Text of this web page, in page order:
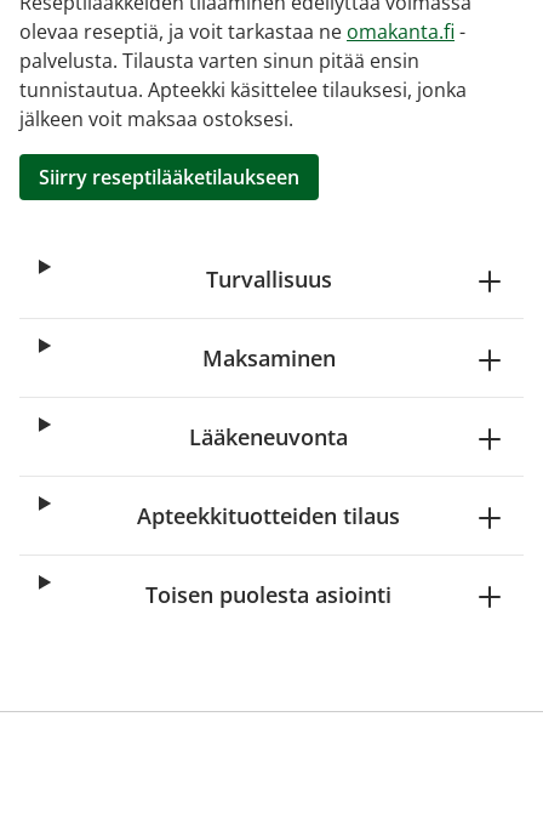
olevaa reseptiä, ja voit tarkastaa ne omakanta.fi -
palvelusta. Tilausta varten sinun pitää ensin
tunnistautua. Apteekki käsittelee tilauksesi, jonka
jälkeen voit maksaa ostoksesi.
Siirry reseptilääketilaukseen
Turvallisuus
Maksaminen
Lääkeneuvonta
Apteekkituotteiden tilaus
Toisen puolesta asiointi